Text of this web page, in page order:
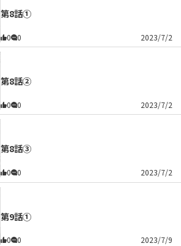
第8話①
0 0 2023/7/2
第8話②
0 0 2023/7/2
第8話③
0 0 2023/7/2
第9話①
0 0 2023/7/9